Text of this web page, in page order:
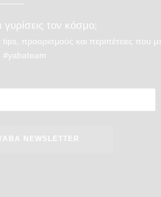
γυρίσεις τον κόσμο;
προορισμούς και περιπέτειες που
#yabateam